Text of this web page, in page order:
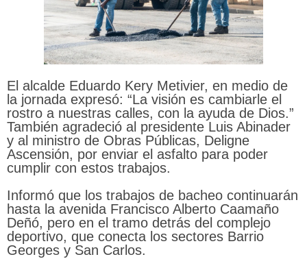
El alcalde Eduardo Kery Metivier, en medio de
la jornada expresó: “La visión es cambiarle el
rostro a nuestras calles, con la ayuda de Dios.”
También agradeció al presidente Luis Abinader
y al ministro de Obras Públicas, Deligne
Ascensión, por enviar el asfalto para poder
cumplir con estos trabajos.
Informó que los trabajos de bacheo continuarán
hasta la avenida Francisco Alberto Caamaño
Deñó, pero en el tramo detrás del complejo
deportivo, que conecta los sectores Barrio
Georges y San Carlos.